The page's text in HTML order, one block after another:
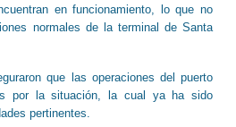
en funcionamiento, lo que no
normales de la terminal de Santa
que las operaciones del puerto
por la situación, la cual ya ha sido
pertinentes.